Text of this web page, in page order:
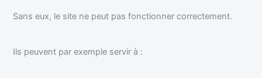
Sans eux, le site ne peut pas fonctionner correctement.
Ils peuvent par exemple servir à :